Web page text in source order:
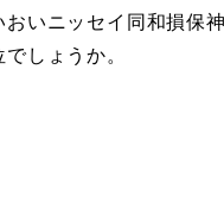
いニッセイ同和損保
しょうか。